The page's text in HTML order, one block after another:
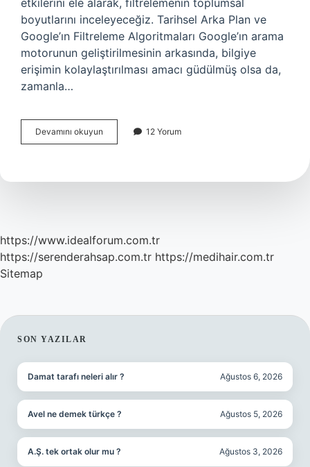
etkilerini ele alarak, filtrelemenin toplumsal
boyutlarını inceleyeceğiz. Tarihsel Arka Plan ve
Google’ın Filtreleme Algoritmaları Google’ın arama
motorunun geliştirilmesinin arkasında, bilgiye
erişimin kolaylaştırılması amacı güdülmüş olsa da,
zamanla…
Devamını okuyun Google’da
filtreleme
?
12 Yorum
https://www.idealforum.com.tr
https://serenderahsap.com.tr https://medihair.com.tr
Sitemap
SIDEBAR
SON YAZILAR
Damat tarafı neleri alır ? Ağustos 6, 2026
Avel ne demek türkçe ? Ağustos 5, 2026
A.Ş. tek ortak olur mu ? Ağustos 3, 2026